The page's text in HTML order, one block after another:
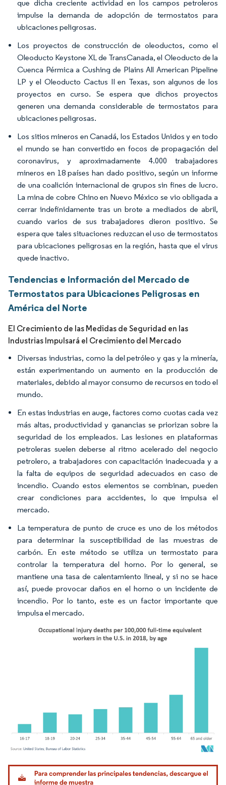
que dicha creciente actividad en los campos petroleros
impulse la demanda de adopción de termostatos para
ubicaciones peligrosas.
Los proyectos de construcción de oleoductos, como el
Oleoducto Keystone XL de TransCanada, el Oleoducto de la
Cuenca Pérmica a Cushing de Plains All American Pipeline
LP y el Oleoducto Cactus II en Texas, son algunos de los
proyectos en curso. Se espera que dichos proyectos
generen una demanda considerable de termostatos para
ubicaciones peligrosas.
Los sitios mineros en Canadá, los Estados Unidos y en todo
el mundo se han convertido en focos de propagación del
coronavirus, y aproximadamente 4.000 trabajadores
mineros en 18 países han dado positivo, según un informe
de una coalición internacional de grupos sin fines de lucro.
La mina de cobre Chino en Nuevo México se vio obligada a
cerrar indefinidamente tras un brote a mediados de abril,
cuando varios de sus trabajadores dieron positivo. Se
espera que tales situaciones reduzcan el uso de termostatos
para ubicaciones peligrosas en la región, hasta que el virus
quede inactivo.
Tendencias e Información del Mercado de
Termostatos para Ubicaciones Peligrosas en
América del Norte
El Crecimiento de las Medidas de Seguridad en las
Industrias Impulsará el Crecimiento del Mercado
Diversas industrias, como la del petróleo y gas y la minería,
están experimentando un aumento en la producción de
materiales, debido al mayor consumo de recursos en todo el
mundo.
En estas industrias en auge, factores como cuotas cada vez
más altas, productividad y ganancias se priorizan sobre la
seguridad de los empleados. Las lesiones en plataformas
petroleras suelen deberse al ritmo acelerado del negocio
petrolero, a trabajadores con capacitación inadecuada y a
la falta de equipos de seguridad adecuados en caso de
incendio. Cuando estos elementos se combinan, pueden
crear condiciones para accidentes, lo que impulsa el
mercado.
La temperatura de punto de cruce es uno de los métodos
para determinar la susceptibilidad de las muestras de
carbón. En este método se utiliza un termostato para
controlar la temperatura del horno. Por lo general, se
mantiene una tasa de calentamiento lineal, y si no se hace
así, puede provocar daños en el horno o un incidente de
incendio. Por lo tanto, este es un factor importante que
impulsa el mercado.
Imagen © Mordor Intelligence. El uso requiere atribución según CC BY 4.0.